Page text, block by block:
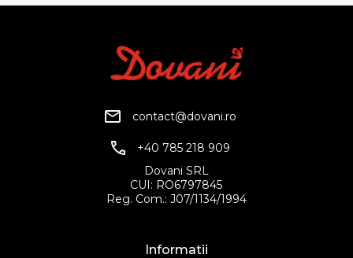
contact@dovani.ro
+40 785 218 909
Dovani SRL
CUI: RO6797845
Reg. Com.: J07/1134/1994
Informatii